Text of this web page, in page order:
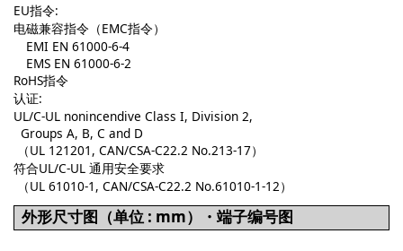
EU指令:
电磁兼容指令（EMC指令）
EMI EN 61000-6-4
EMS EN 61000-6-2
RoHS指令
认证:
UL/C-UL nonincendive Class I, Division 2,
Groups A, B, C and D
（UL 121201, CAN/CSA-C22.2 No.213-17）
符合UL/C-UL 通用安全要求
（UL 61010-1, CAN/CSA-C22.2 No.61010-1-12）
外形尺寸图（单位 : mm）・端子编号图